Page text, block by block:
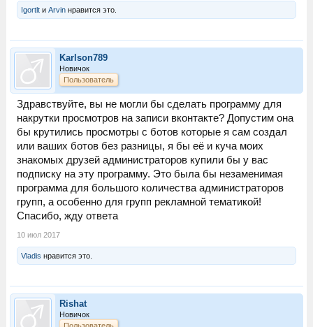
Igortlt иArvin нравится это.
Karlson789
Новичок
Пользователь
Здравствуйте, вы не могли бы сделать программу для
накрутки просмотров на записи вконтакте? Допустим она
бы крутились просмотры с ботов которые я сам создал
или ваших ботов без разницы, я бы её и куча моих
знакомых друзей администраторов купили бы у вас
подписку на эту программу. Это была бы незаменимая
программа для большого количества администраторов
групп, а особенно для групп рекламной тематикой!
Спасибо, жду ответа
10 июл 2017
Vladis нравится это.
Rishat
Новичок